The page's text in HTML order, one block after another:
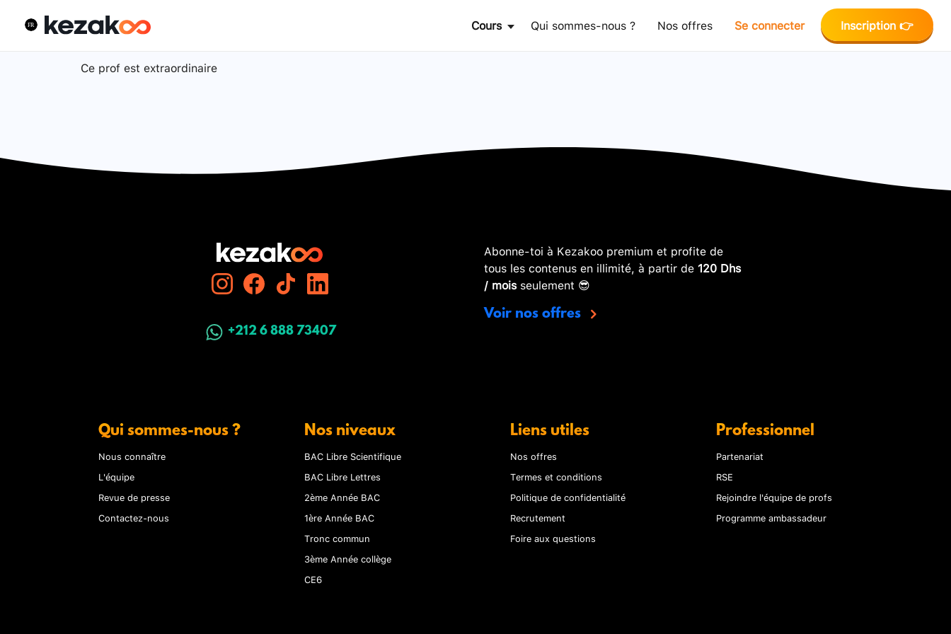
Cours Qui sommes-nous ? Nos offres Se connecter Inscription 👉
Ce prof est extraordinaire
+212 6 888 73407
Abonne-toi à Kezakoo premium et profite de
tous les contenus en illimité, à partir de 120 Dhs
/ moisseulement 😎
Voir nos offres
Qui sommes-nous ?
Nous connaître
L'équipe
Revue de presse
Contactez-nous
Nos niveaux
BAC Libre Scientifique
BAC Libre Lettres
2ème Année BAC
1ère Année BAC
Tronc commun
3ème Année collège
CE6
Liens utiles
Nos offres
Termes et conditions
Politique de confidentialité
Recrutement
Foire aux questions
Professionnel
Partenariat
RSE
Rejoindre l'équipe de profs
Programme ambassadeur